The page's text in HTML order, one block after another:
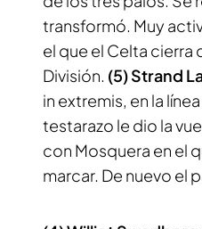
transformó. Muy
el que el Celta cierra
División. (5) Strand
in extremis, en la
testarazo le dio la
con Mosquera en el
marcar. De nuevo el